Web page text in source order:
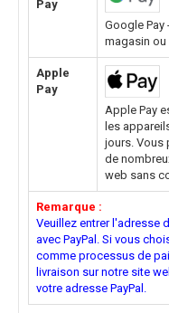
Pay
Google Pay
magasin ou
Apple
Pay
Apple Pay
les
jours. Vous
de
web sans
Remarque :
Veuillez entrer l'adresse
avec PayPal. Si vous
comme processus de
livraison sur notre site
votre adresse PayPal.